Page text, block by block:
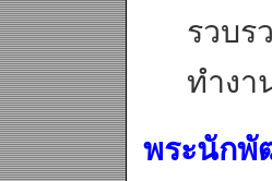
รวบร
ทำงา
พระนักพั